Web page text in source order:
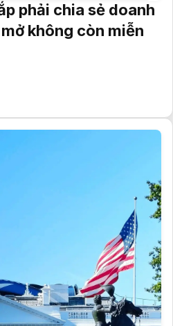
phải chia sẻ doanh
không còn miễn